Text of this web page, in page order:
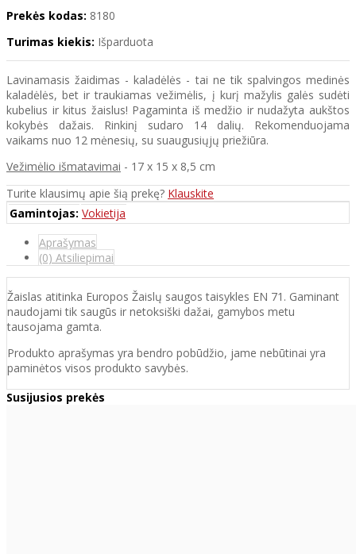
Prekės kodas: 8180
Turimas kiekis: Išparduota
Lavinamasis žaidimas - kaladėlės - tai ne tik spalvingos medinės
kaladėlės, bet ir traukiamas vežimėlis, į kurį mažylis galės sudėti
kubelius ir kitus žaislus! Pagaminta iš medžio ir nudažyta aukštos
kokybės dažais. Rinkinį sudaro 14 dalių. Rekomenduojama
vaikams nuo 12 mėnesių, su suaugusiųjų priežiūra.
Vežimėlio išmatavimai - 17 x 15 x 8,5 cm
Turite klausimų apie šią prekę? Klauskite
Gamintojas: Vokietija
Aprašymas
(0) Atsiliepimai
Žaislas atitinka Europos Žaislų saugos taisykles EN 71. Gaminant
naudojami tik saugūs ir netoksiški dažai, gamybos metu
tausojama gamta.
Produkto aprašymas yra bendro pobūdžio, jame nebūtinai yra
paminėtos visos produkto savybės.
Susijusios prekės